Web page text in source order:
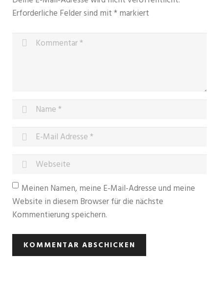
Erforderliche Felder sind mit*markiert
Meinen Namen, meine E-Mail-Adresse und meine
Website in diesem Browser für die nächste
Kommentierung speichern.